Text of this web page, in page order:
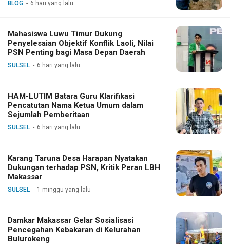
BLOG 6 hari yang lalu
Mahasiswa Luwu Timur Dukung
Penyelesaian Objektif Konflik Laoli, Nilai
PSN Penting bagi Masa Depan Daerah
SULSEL 6 hari yang lalu
HAM-LUTIM Batara Guru Klarifikasi
Pencatutan Nama Ketua Umum dalam
Sejumlah Pemberitaan
SULSEL 6 hari yang lalu
Karang Taruna Desa Harapan Nyatakan
Dukungan terhadap PSN, Kritik Peran LBH
Makassar
SULSEL 1 minggu yang lalu
Damkar Makassar Gelar Sosialisasi
Pencegahan Kebakaran di Kelurahan
Bulurokeng